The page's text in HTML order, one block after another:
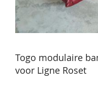
Togo modulaire
voor Ligne Roset